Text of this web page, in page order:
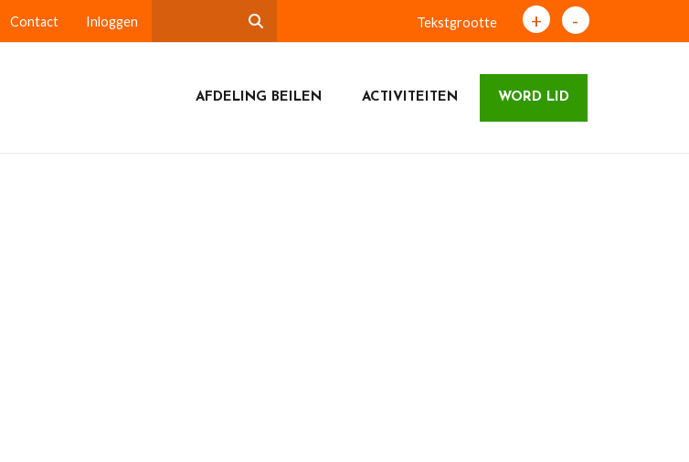
Contact Inloggen Tekstgrootte + -
AFDELING BEILEN ACTIVITEITEN WORD LID